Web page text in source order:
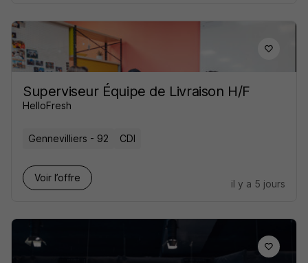
Superviseur Équipe de Livraison H/F
HelloFresh
Gennevilliers - 92 CDI
Voir l’offre
il y a 5 jours